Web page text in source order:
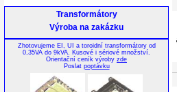
Transformátory
Výroba na zakázku
Zhotovujeme EI, UI a toroidní transformátory od
0,35VA do 9kVA. Kusové i sériové množství.
Orientační ceník výroby zde
Poslat poptávku